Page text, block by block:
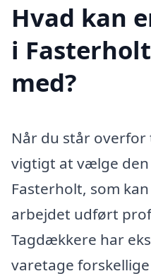
Hvad kan
i
med?
Når du står
vigtigt at vælge
Fasterholt, som
arbejdet udført
Tagdækkere har
varetage